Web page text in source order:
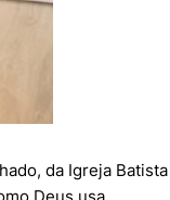
da Igreja Batista